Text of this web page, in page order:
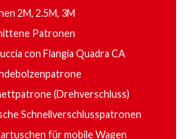
2M, 2.5M, 3M
Patronen
con Flangia Quadra CA
(Drehverschluss)
Schnellverschlusspatronen
für mobile Wagen